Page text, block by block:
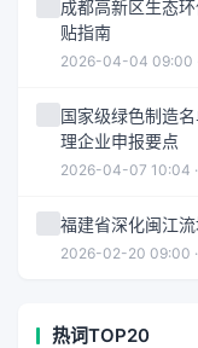
成都高新区生态
贴指南
2026-04-04 09:00
国家级绿色制造
理企业申报要点
2026-04-07 10:04
福建省深化闽江
2026-02-20 09:00
热词TOP20